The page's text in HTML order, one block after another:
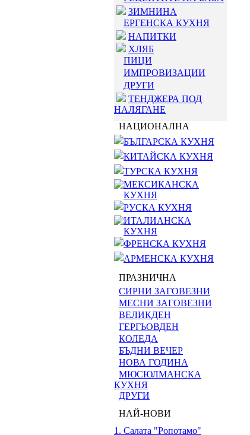
ЗИМНИНА
ЕРГЕНСКА КУХНЯ
НАПИТКИ
ХЛЯБ
ПИЦИ
ИМПРОВИЗАЦИИ
ДРУГИ
ТЕНДЖЕРА ПОД
НАЛЯГАНЕ
НАЦИОНАЛНА
БЪЛГАРСКА КУХНЯ
КИТАЙСКА КУХНЯ
ТУРСКА КУХНЯ
МЕКСИКАНСКА
КУХНЯ
РУСКА КУХНЯ
ИТАЛИАНСКА
КУХНЯ
ФРЕНСКА КУХНЯ
АРМЕНСКА КУХНЯ
ПРАЗНИЧНА
СИРНИ ЗАГОВЕЗНИ
МЕСНИ ЗАГОВЕЗНИ
ВЕЛИКДЕН
ГЕРГЬОВДЕН
КОЛЕДА
БЪДНИ ВЕЧЕР
НОВА ГОДИНА
МЮСЮЛМАНСКА
КУХНЯ
ДРУГИ
НАЙ-НОВИ
1. Салата "Ропотамо"